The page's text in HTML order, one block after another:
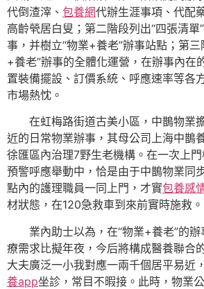
代倒渣滓、 包養網代辦生涯事項、代配
高齡煢居白叟；第二階段列出“四張清單
事，并樹立“物業+養老”辦事站點；第
+養老”辦事的全體化運營，在辦事內在
置裝備擺設、訂價系統、呼應速率等各
市場熱忱。
在虹梅路街道古美小區，中鵲物業
近的日常物業辦事，其母公司上海中鵲
徐匯區內治理7野生老機構。在一次上
預警呼應舉動中，恰是由于中鵲物業同
點內的護理職員一同上門，才實包養感
材狀態，在120急救車到來前實時施救。
業內助士以為，在“物業+養老”的
療需求比擬年夜，今后將構成醫養聯合
大夫廣泛一小我對應一兩千個居平易近
養app坐診，常目不暇接。此時，物業